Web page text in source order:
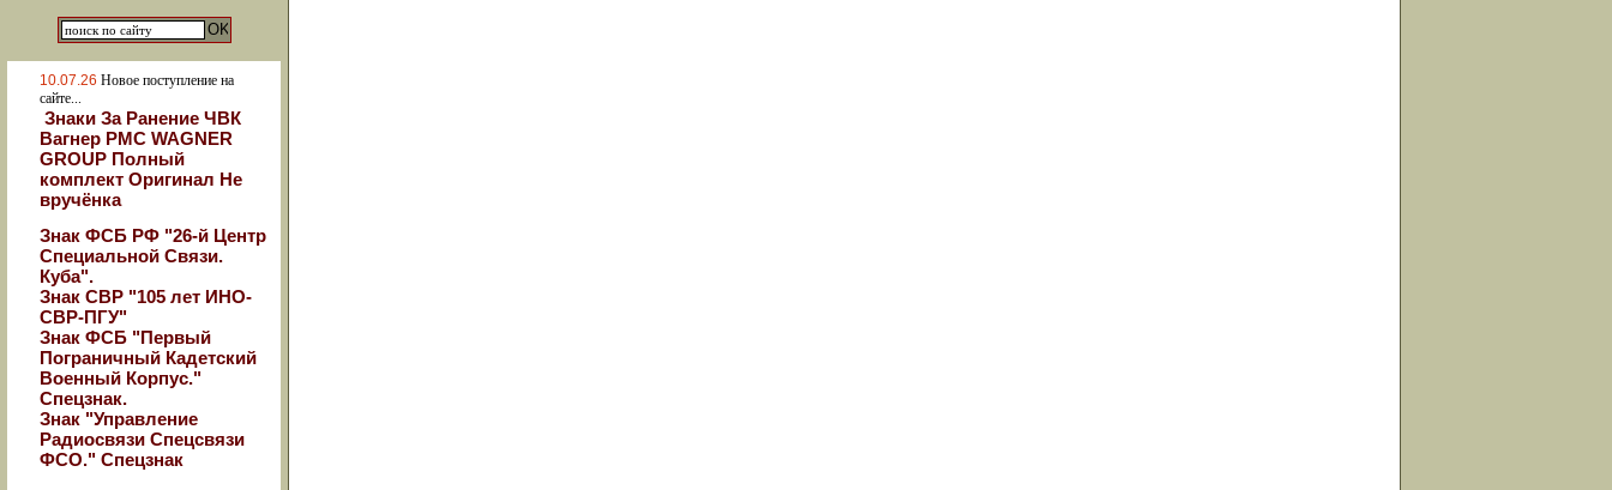
10.07.26 Новое поступление на
сайте...
Знаки За Ранение ЧВК
Вагнер РМС WAGNER
GROUP Полный
комплект Оригинал Не
вручёнка
Знак ФСБ РФ "26-й Центр
Специальной Связи.
Куба".
Знак СВР "105 лет ИНО-
СВР-ПГУ"
Знак ФСБ "Первый
Пограничный Кадетский
Военный Корпус."
Спецзнак.
Знак "Управление
Радиосвязи Спецсвязи
ФСО." Спецзнак